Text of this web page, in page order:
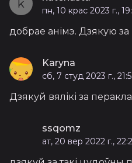
k пн, 10 крас 2023 г.,
добрае анімэ. Дзякую
Karyna
сб, 7 студ 2023 г.,
Дзякуй вялікі за
ssqomz
ат, 20 вер 2022 г.,